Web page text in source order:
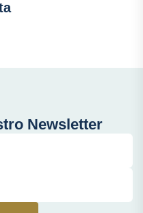
Newsletter